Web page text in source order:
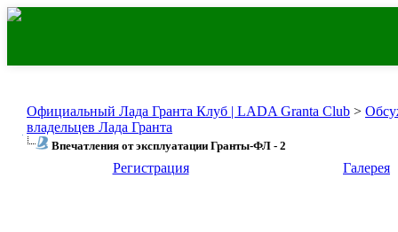
Официальный Лада Гранта Клуб | LADA Granta Club >
владельцев Лада Гранта
Впечатления от эксплуатации Гранты-ФЛ - 2
Регистрация Галерея